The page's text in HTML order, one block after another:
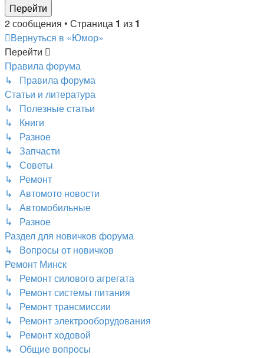
2 сообщения • Страница 1 из 1
Вернуться в «Юмор»
Перейти
Правила форума
↳ Правила форума
Статьи и литература
↳ Полезные статьи
↳ Книги
↳ Разное
↳ Запчасти
↳ Советы
↳ Ремонт
↳ Автомото новости
↳ Автомобильные
↳ Разное
Раздел для новичков форума
↳ Вопросы от новичков
Ремонт Минск
↳ Ремонт силового агрегата
↳ Ремонт системы питания
↳ Ремонт трансмиссии
↳ Ремонт электрооборудования
↳ Ремонт ходовой
↳ Общие вопросы